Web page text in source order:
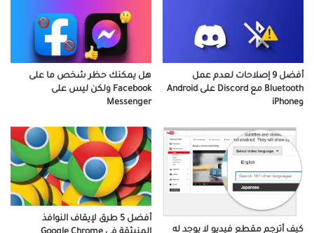
هل يمكنك حظر شخص ما على
Facebook ولكن ليس على
Messenger
أفضل 9 إصلاحات لعدم عمل
Bluetooth مع Discord على Android
وiPhone
أفضل 5 طرق لإيقاف النوافذ
كيف أترجم مقطع فيديو لا يوجد له